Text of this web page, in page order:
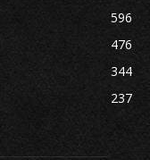
596
476
344
237